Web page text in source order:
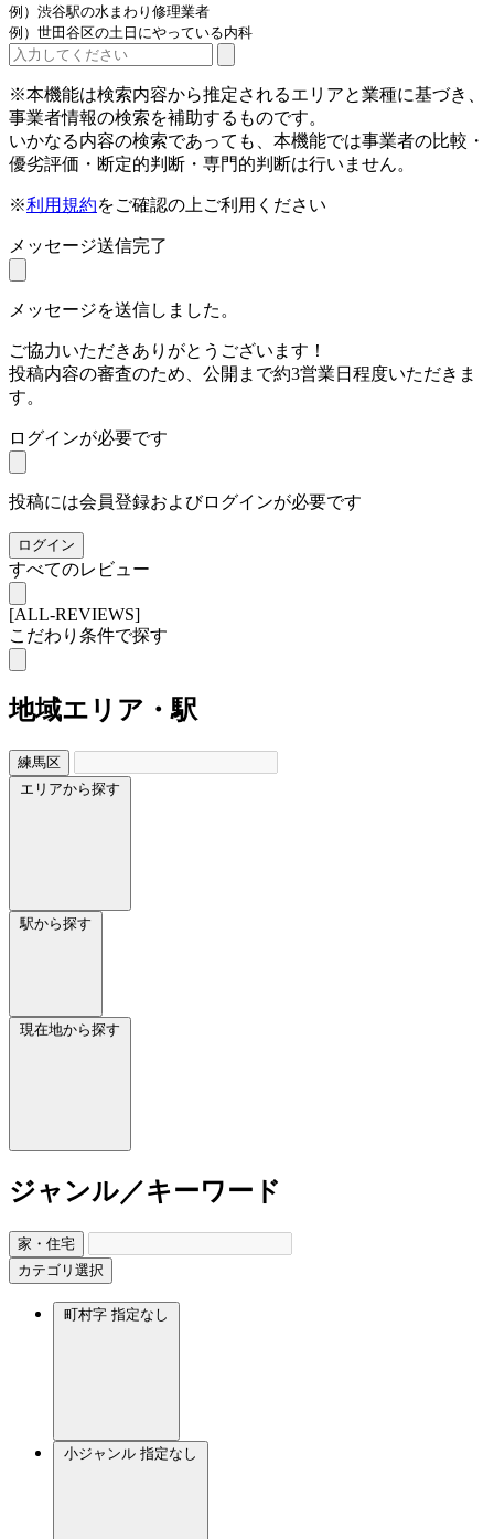
例）渋谷駅の水まわり修理業者
例）世田谷区の土日にやっている内科
※本機能は検索内容から推定されるエリアと業種に基づき、
事業者情報の検索を補助するものです。
いかなる内容の検索であっても、本機能では事業者の比較・
優劣評価・断定的判断・専門的判断は行いません。
※利用規約をご確認の上ご利用ください
メッセージ送信完了
メッセージを送信しました。
ご協力いただきありがとうございます！
投稿内容の審査のため、公開まで約3営業日程度いただきま
す。
ログインが必要です
投稿には会員登録およびログインが必要です
ログイン
すべてのレビュー
[ALL-REVIEWS]
こだわり条件で探す
地域エリア・駅
練馬区
エリアから探す
駅から探す
現在地から探す
ジャンル／キーワード
家・住宅
カテゴリ選択
町村字 指定なし
小ジャンル 指定なし